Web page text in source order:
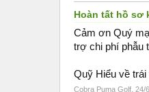
Hoàn tất hồ sơ
Cảm ơn Quý
trợ chi phí phẫu
Quỹ Hiểu về
Cobra Puma Golf 24/